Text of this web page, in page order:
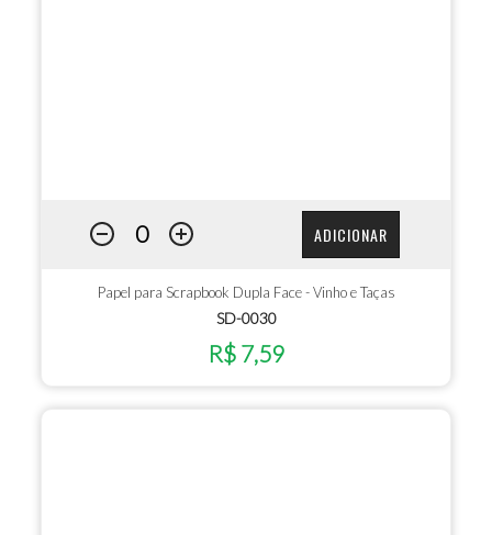
ADICIONAR
Papel para Scrapbook Dupla Face - Vinho e Taças
SD-0030
R$ 7,59